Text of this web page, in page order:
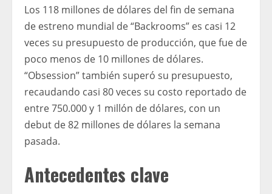
Los 118 millones de dólares del fin de semana
de estreno mundial de “Backrooms” es casi 12
veces su presupuesto de producción, que fue de
poco menos de 10 millones de dólares.
“Obsession” también superó su presupuesto,
recaudando casi 80 veces su costo reportado de
entre 750.000 y 1 millón de dólares, con un
debut de 82 millones de dólares la semana
pasada.
Antecedentes clave